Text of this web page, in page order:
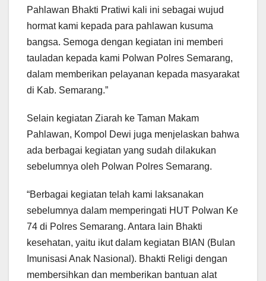
Pahlawan Bhakti Pratiwi kali ini sebagai wujud
hormat kami kepada para pahlawan kusuma
bangsa. Semoga dengan kegiatan ini memberi
tauladan kepada kami Polwan Polres Semarang,
dalam memberikan pelayanan kepada masyarakat
di Kab. Semarang.”
Selain kegiatan Ziarah ke Taman Makam
Pahlawan, Kompol Dewi juga menjelaskan bahwa
ada berbagai kegiatan yang sudah dilakukan
sebelumnya oleh Polwan Polres Semarang.
“Berbagai kegiatan telah kami laksanakan
sebelumnya dalam memperingati HUT Polwan Ke
74 di Polres Semarang. Antara lain Bhakti
kesehatan, yaitu ikut dalam kegiatan BIAN (Bulan
Imunisasi Anak Nasional). Bhakti Religi dengan
membersihkan dan memberikan bantuan alat